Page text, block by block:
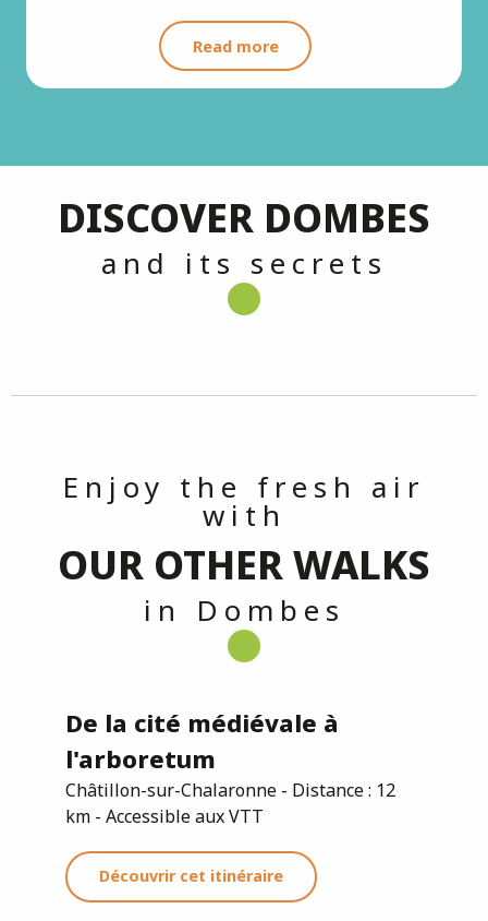
Read more
DISCOVER DOMBES
and its secrets
Enjoy the fresh air
with
OUR OTHER WALKS
in Dombes
De la cité médiévale à
l'arboretum
Châtillon-sur-Chalaronne - Distance : 12
km - Accessible aux VTT
Découvrir cet itinéraire